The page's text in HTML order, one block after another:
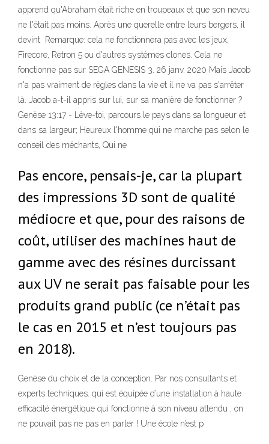
apprend qu'Abraham était riche en troupeaux et que son neveu
ne l'était pas moins. Après une querelle entre leurs bergers, il
devint Remarque: cela ne fonctionnera pas avec les jeux,
Firecore, Retron 5 ou d'autres systèmes clones. Cela ne
fonctionne pas sur SEGA GENESIS 3. 26 janv. 2020 Mais Jacob
n'a pas vraiment de règles dans la vie et il ne va pas s'arrêter
là. Jacob a-t-il appris sur lui, sur sa manière de fonctionner ?
Genèse 13:17 - Lève-toi, parcours le pays dans sa longueur et
dans sa largeur; Heureux l'homme qui ne marche pas selon le
conseil des méchants, Qui ne
Pas encore, pensais-je, car la plupart
des impressions 3D sont de qualité
médiocre et que, pour des raisons de
coût, utiliser des machines haut de
gamme avec des résines durcissant
aux UV ne serait pas faisable pour les
produits grand public (ce n’était pas
le cas en 2015 et n’est toujours pas
en 2018).
Genèse du choix et de la conception. Par nos consultants et
experts techniques. qui est équipée d’une installation à haute
efficacité énergétique qui fonctionne à son niveau attendu ; on
ne pouvait pas ne pas en parler ! Une école n’est p